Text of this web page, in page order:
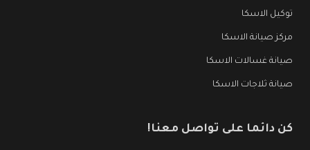
توكيل الاسكا
مركز صيانة الاسكا
صيانة غسالات الاسكا
صيانة ثلاجات الاسكا
كن دائما على تواصل معنا!